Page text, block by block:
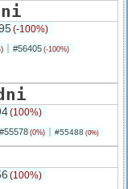
(-100%)
#56405 (-100%)
(100%)
#55578 (0%) #55488 (0%)
(100%)